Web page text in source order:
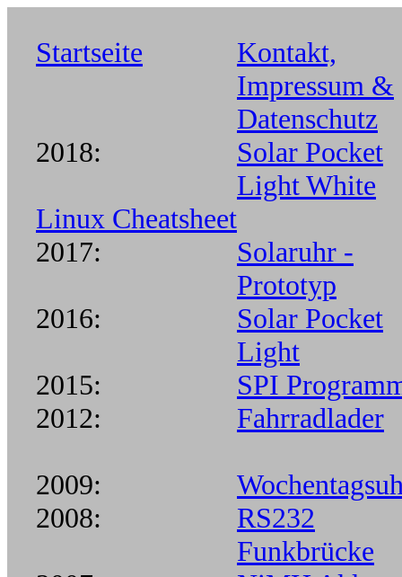
Startseite
Kontakt,
Impressum &
Datenschutz
2018:
Solar Pocket
Light White
Linux Cheatsheet
2017:
Solaruhr -
Prototyp
2016:
Solar Pocket
Light
2015:
SPI
2012:
Fahrradlader
2009:
2008:
RS232
Funkbrücke